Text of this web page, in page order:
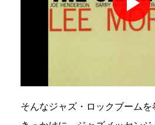
そんなジャズ・ロックブーム